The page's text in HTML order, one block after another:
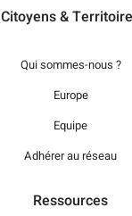
Citoyens &
Qui sommes-nous ?
Europe
Equipe
Adhérer au réseau
Ressources